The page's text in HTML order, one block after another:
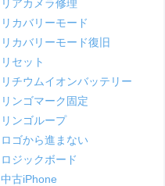
リアカメラ修理
リカバリーモード
リカバリーモード復旧
リセット
リチウムイオンバッテリー
リンゴマーク固定
リンゴループ
ロゴから進まない
ロジックボード
中古iPhone